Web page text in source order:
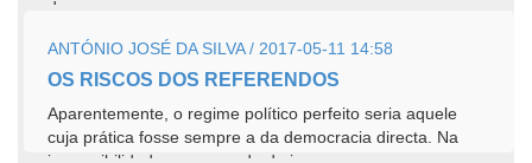
da...
ANTÓNIO JOSÉ DA SILVA / 2017-05-11 14:58
OS RISCOS DOS REFERENDOS
Aparentemente, o regime político perfeito seria aquele
cuja prática fosse sempre a da democracia directa. Na